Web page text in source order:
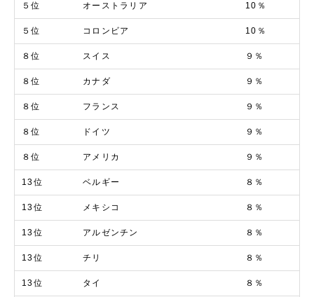
５位 オーストラリア 10％
５位 コロンビア 10％
８位 スイス ９％
８位 カナダ ９％
８位 フランス ９％
８位 ドイツ ９％
８位 アメリカ ９％
13位 ベルギー ８％
13位 メキシコ ８％
13位 アルゼンチン ８％
13位 チリ ８％
13位 タイ ８％